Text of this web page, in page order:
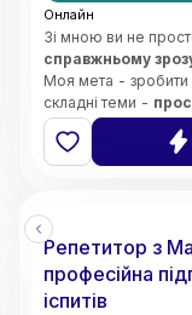
Онлайн
Зі мною ви не
справжньому
Моя мета -
складні теми -
Особливу увагу
концепцій
і
Викладаюбез
здібностях
Репетитор з
професійна
іспитів